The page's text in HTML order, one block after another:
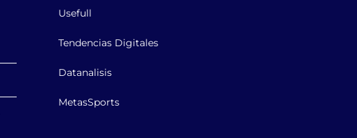
Usefull
Tendencias Digitales
Datanalisis
MetasSports